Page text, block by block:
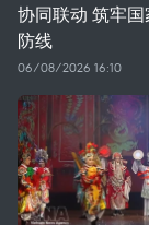
协同联动 筑牢
防线
06/08/2026 16:10